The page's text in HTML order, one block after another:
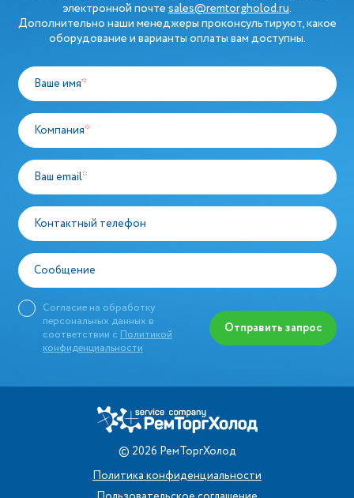
электронной почтеsales@remtorgholod.ru.
Дополнительно наши менеджеры проконсультируют, какое
оборудование и варианты оплаты вам доступны.
Ваше имя*
Компания*
Ваш email*
Контактный телефон
Сообщение
Согласие на обработку
персональных данных в
соответствии с Политикой
конфиденциальности
Отправить запрос
© 2026 РемТоргХолод
Политика конфиденциальности